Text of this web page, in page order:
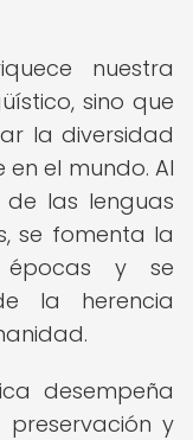
nuestra
sino que
la diversidad
el mundo. Al
las lenguas
se fomenta la
épocas y se
la herencia
desempeña
y